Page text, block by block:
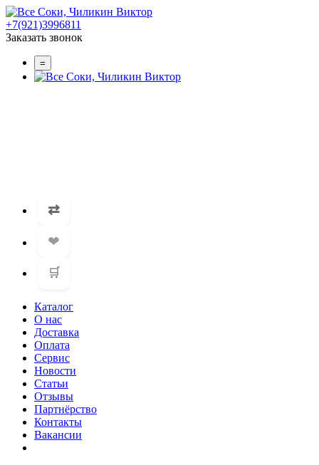
+7(921)3996811
Заказать звонок
=
⇄
❤
🛒
Каталог
О нас
Доставка
Оплата
Сервис
Новости
Статьи
Отзывы
Партнёрство
Контакты
Вакансии